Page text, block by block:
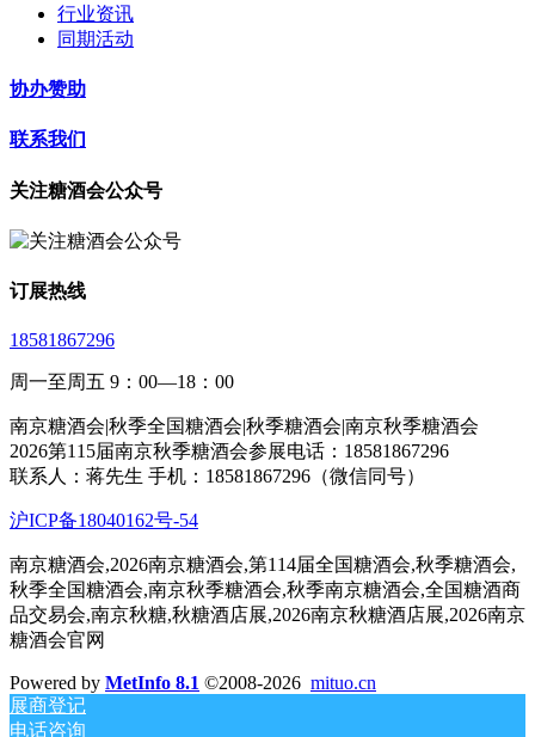
行业资讯
同期活动
协办赞助
联系我们
关注糖酒会公众号
订展热线
18581867296
周一至周五 9：00—18：00
南京糖酒会|秋季全国糖酒会|秋季糖酒会|南京秋季糖酒会
2026第115届南京秋季糖酒会参展电话：18581867296
联系人：蒋先生 手机：18581867296（微信同号）
沪ICP备18040162号-54
南京糖酒会,2026南京糖酒会,第114届全国糖酒会,秋季糖酒会,
秋季全国糖酒会,南京秋季糖酒会,秋季南京糖酒会,全国糖酒商
品交易会,南京秋糖,秋糖酒店展,2026南京秋糖酒店展,2026南京
糖酒会官网
Powered by MetInfo 8.1 ©2008-2026 mituo.cn
展商登记
电话咨询